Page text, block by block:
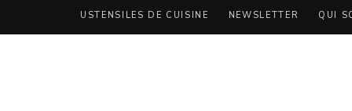
USTENSILES DE CUISINE NEWSLETTER QUI